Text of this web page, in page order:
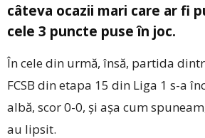
câteva ocazii mari care ar fi
cele 3 puncte puse în joc.
În cele din urmă, însă, partida
FCSB din etapa 15 din Liga 1 s-a
albă, scor 0-0, și așa cum
au lipsit.